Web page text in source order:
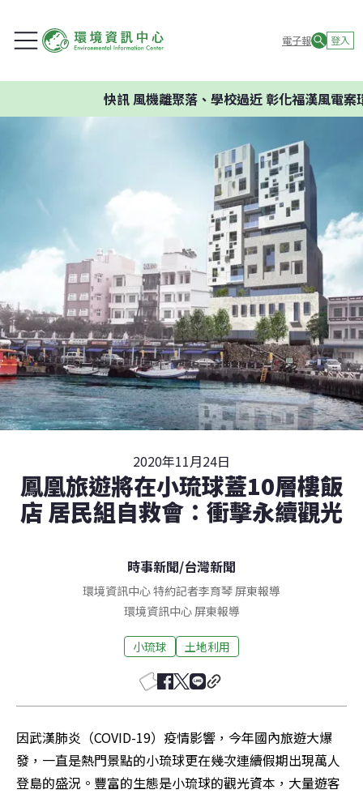
電子報 登入
風機離聚落、學校過近 彰化福漢風電案環委建
2020年11月24日
鳳凰旅遊將在小琉球蓋10層樓飯
店 居民組自救會：衝擊永續觀光
時事新聞/台灣新聞
環境資訊中心 特約記者李育琴 屏東報導
環境資訊中心屏東報導
小琉球 土地利用
因武漢肺炎（COVID-19）疫情影響，今年國內旅遊大爆
發，一直是熱門景點的小琉球更在幾次連續假期出現萬人
登島的盛況。豐富的生態是小琉球的觀光資本，大量遊客